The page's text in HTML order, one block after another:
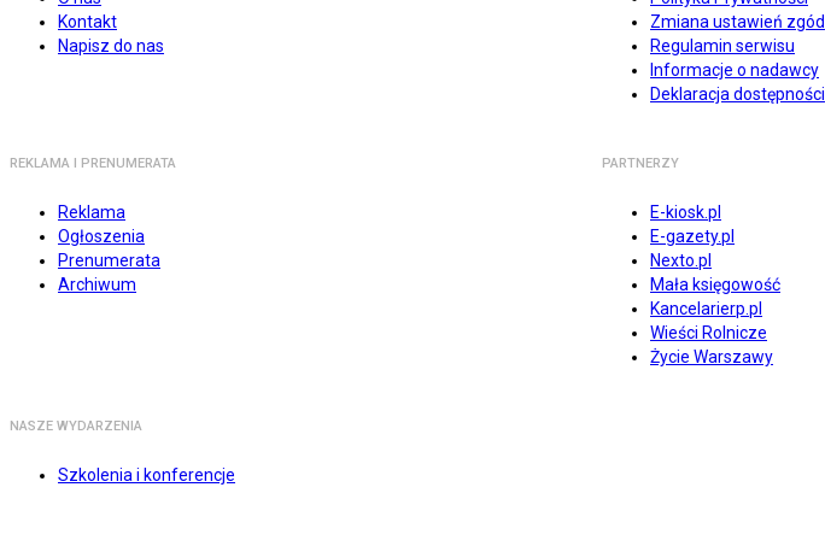
Kontakt
Napisz do nas
Zmiana ustawień zgód
Regulamin serwisu
Informacje o nadawcy
Deklaracja dostępności
REKLAMA I PRENUMERATA
Reklama
Ogłoszenia
Prenumerata
Archiwum
PARTNERZY
E-kiosk.pl
E-gazety.pl
Nexto.pl
Mała księgowość
Kancelarierp.pl
Wieści Rolnicze
Życie Warszawy
NASZE WYDARZENIA
Szkolenia i konferencje